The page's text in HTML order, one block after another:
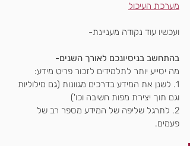
מערכת העיכול
ועכשיו עוד נקודה מעניינת-
בהתחשב בניסיונכם לאורך השנים-
מה יסייע יותר לתלמידים לזכור פריט מידע:
1. לשנן את המידע בדרכים מגוונות (גם מילוליות
וגם תוך יצירת מפות חשיבה וכו')
2. לתרגל שליפה של המידע מספר רב של
פעמים.